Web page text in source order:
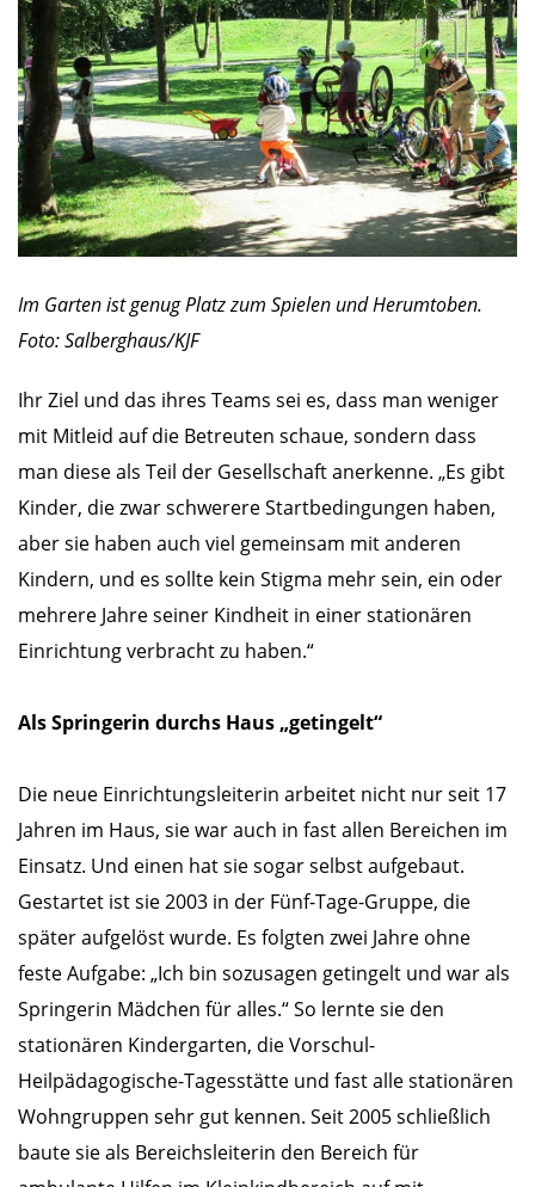
Im Garten ist genug Platz zum Spielen und Herumtoben.
Foto: Salberghaus/KJF
Ihr Ziel und das ihres Teams sei es, dass man weniger
mit Mitleid auf die Betreuten schaue, sondern dass
man diese als Teil der Gesellschaft anerkenne. „Es gibt
Kinder, die zwar schwerere Startbedingungen haben,
aber sie haben auch viel gemeinsam mit anderen
Kindern, und es sollte kein Stigma mehr sein, ein oder
mehrere Jahre seiner Kindheit in einer stationären
Einrichtung verbracht zu haben.“
Als Springerin durchs Haus „getingelt“
Die neue Einrichtungsleiterin arbeitet nicht nur seit 17
Jahren im Haus, sie war auch in fast allen Bereichen im
Einsatz. Und einen hat sie sogar selbst aufgebaut.
Gestartet ist sie 2003 in der Fünf-Tage-Gruppe, die
später aufgelöst wurde. Es folgten zwei Jahre ohne
feste Aufgabe: „Ich bin sozusagen getingelt und war als
Springerin Mädchen für alles.“ So lernte sie den
stationären Kindergarten, die Vorschul-
Heilpädagogische-Tagesstätte und fast alle stationären
Wohngruppen sehr gut kennen. Seit 2005 schließlich
baute sie als Bereichsleiterin den Bereich für